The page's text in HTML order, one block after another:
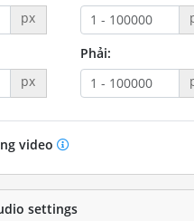
px
px
Phải:
video
settings